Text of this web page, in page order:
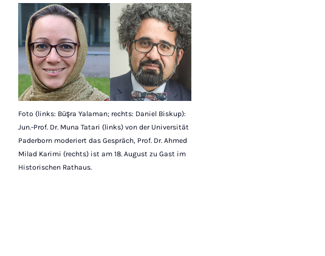
Foto (links: Büşra Yalaman; rechts: Daniel Biskup):
Jun.-Prof. Dr. Muna Tatari (links) von der Universität
Paderborn moderiert das Gespräch, Prof. Dr. Ahmed
Milad Karimi (rechts) ist am 18. August zu Gast im
Historischen Rathaus.